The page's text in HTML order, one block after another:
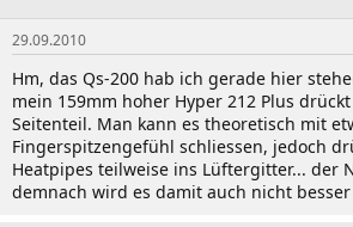
29.09.2010
Hm, das Qs-200 hab ich gerade hier
mein 159mm hoher Hyper 212 Plus
Seitenteil. Man kann es theoretisch mit
Fingerspitzengefühl schliessen, jedoch
Heatpipes teilweise ins Lüftergitter... der
demnach wird es damit auch nicht besser